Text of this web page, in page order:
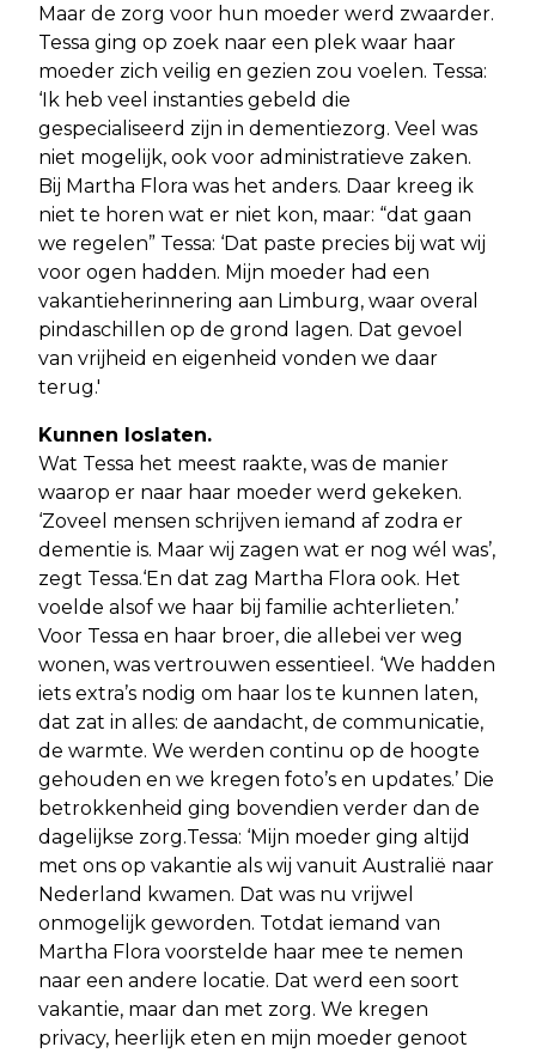
Maar de zorg voor hun moeder werd zwaarder.
Tessa ging op zoek naar een plek waar haar
moeder zich veilig en gezien zou voelen. Tessa:
‘Ik heb veel instanties gebeld die
gespecialiseerd zijn in dementiezorg. Veel was
niet mogelijk, ook voor administratieve zaken.
Bij Martha Flora was het anders. Daar kreeg ik
niet te horen wat er niet kon, maar: “dat gaan
we regelen” Tessa: ‘Dat paste precies bij wat wij
voor ogen hadden. Mijn moeder had een
vakantieherinnering aan Limburg, waar overal
pindaschillen op de grond lagen. Dat gevoel
van vrijheid en eigenheid vonden we daar
terug.'
Kunnen loslaten.
Wat Tessa het meest raakte, was de manier
waarop er naar haar moeder werd gekeken.
‘Zoveel mensen schrijven iemand af zodra er
dementie is. Maar wij zagen wat er nog wél was’,
zegt Tessa.‘En dat zag Martha Flora ook. Het
voelde alsof we haar bij familie achterlieten.’
Voor Tessa en haar broer, die allebei ver weg
wonen, was vertrouwen essentieel. ‘We hadden
iets extra’s nodig om haar los te kunnen laten,
dat zat in alles: de aandacht, de communicatie,
de warmte. We werden continu op de hoogte
gehouden en we kregen foto’s en updates.’ Die
betrokkenheid ging bovendien verder dan de
dagelijkse zorg.Tessa: ‘Mijn moeder ging altijd
met ons op vakantie als wij vanuit Australië naar
Nederland kwamen. Dat was nu vrijwel
onmogelijk geworden. Totdat iemand van
Martha Flora voorstelde haar mee te nemen
naar een andere locatie. Dat werd een soort
vakantie, maar dan met zorg. We kregen
privacy, heerlijk eten en mijn moeder genoot